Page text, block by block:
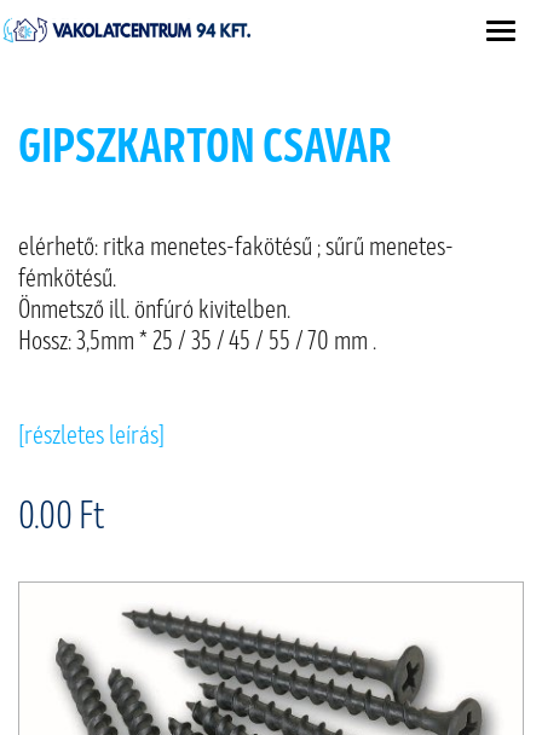
GIPSZKARTON CSAVAR
elérhető: ritka menetes-fakötésű ; sűrű menetes-
fémkötésű.
Önmetsző ill. önfúró kivitelben.
Hossz: 3,5mm * 25 / 35 / 45 / 55 / 70 mm .
[részletes leírás]
0.00 Ft